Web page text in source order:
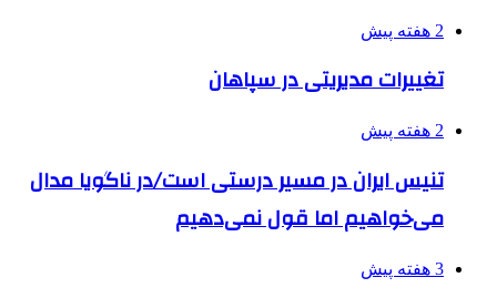
2 هفته پیش
تغییرات مدیریتی در سپاهان
2 هفته پیش
تنیس ایران در مسیر درستی است/در ناگویا مدال
می‌خواهیم اما قول نمی‌دهیم
3 هفته پیش